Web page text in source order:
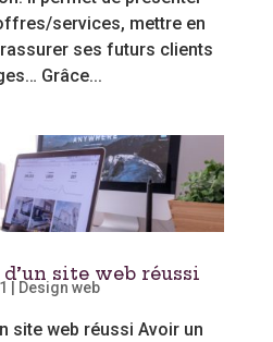
services, mettre en
ses futurs clients
Grâce...
site web réussi
Design web
site web réussi Avoir un